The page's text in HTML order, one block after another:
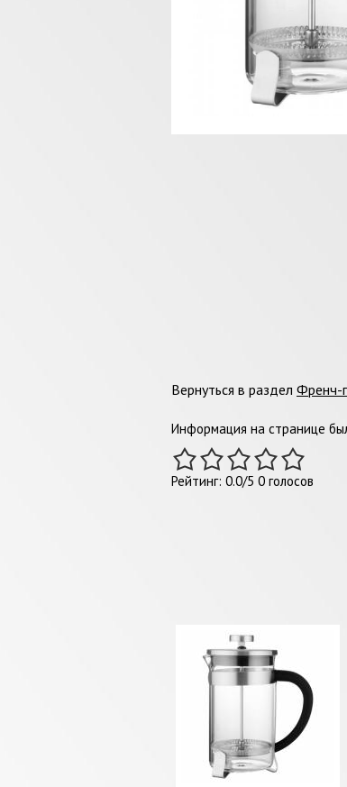
Вернуться в раздел Френч-
Информация на странице
Рейтинг: 0.0/5 0 голосов